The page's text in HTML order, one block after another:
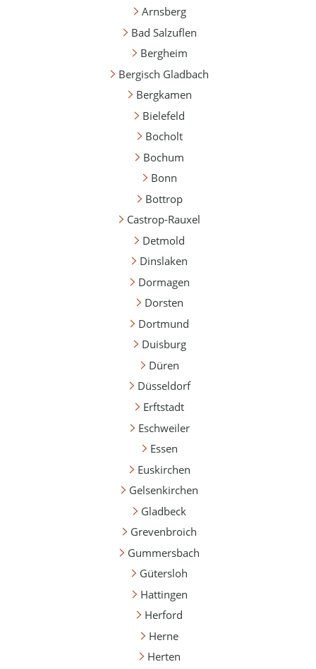
Arnsberg
Bad Salzuflen
Bergheim
Bergisch Gladbach
Bergkamen
Bielefeld
Bocholt
Bochum
Bonn
Bottrop
Castrop-Rauxel
Detmold
Dinslaken
Dormagen
Dorsten
Dortmund
Duisburg
Düren
Düsseldorf
Erftstadt
Eschweiler
Essen
Euskirchen
Gelsenkirchen
Gladbeck
Grevenbroich
Gummersbach
Gütersloh
Hattingen
Herford
Herne
Herten